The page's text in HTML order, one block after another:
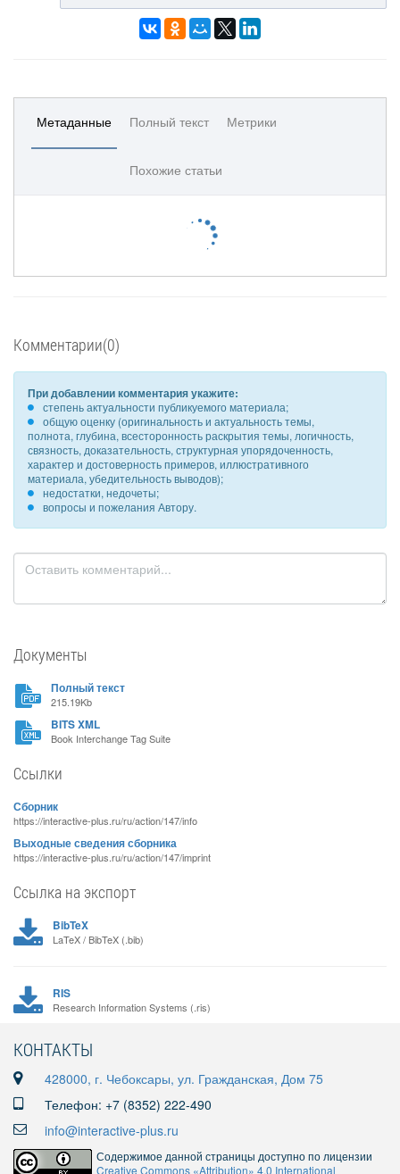
Метаданные Полный текст Метрики
Похожие статьи
Комментарии(0)
При добавлении комментария укажите:
степень актуальности публикуемого материала;
общую оценку (оригинальность и актуальность темы,
полнота, глубина, всесторонность раскрытия темы, логичность,
связность, доказательность, структурная упорядоченность,
характер и достоверность примеров, иллюстративного
материала, убедительность выводов);
недостатки, недочеты;
вопросы и пожелания Автору.
Документы
Полный текст
215.19Kb
BITS XML
Book Interchange Tag Suite
Ссылки
Сборник
https://interactive-plus.ru/ru/action/147/info
Выходные сведения сборника
https://interactive-plus.ru/ru/action/147/imprint
Ссылка на экспорт
BibTeX
LaTeX / BibTeX (.bib)
RIS
Research Information Systems (.ris)
КОНТАКТЫ
428000, г. Чебоксары, ул. Гражданская, Дом 75
Телефон: +7 (8352) 222-490
info@interactive-plus.ru
Содержимое данной страницы доступно по лицензии
Creative Commons «Attribution» 4.0 International